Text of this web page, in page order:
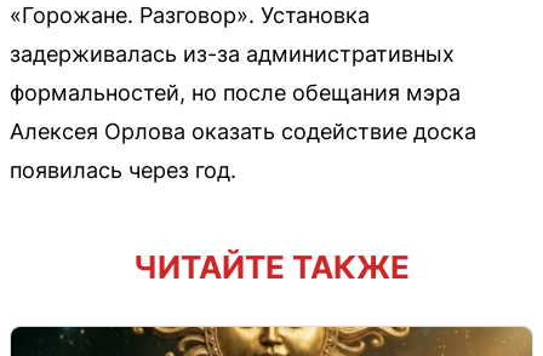
«Горожане. Разговор». Установка
задерживалась из-за административных
формальностей, но после обещания мэра
Алексея Орлова оказать содействие доска
появилась через год.
ЧИТАЙТЕ ТАКЖЕ